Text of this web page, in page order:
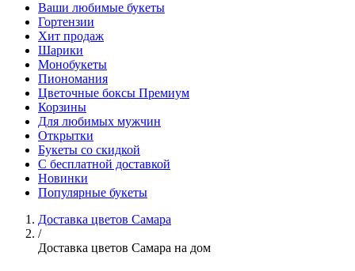
Ваши любимые букеты
Гортензии
Хит продаж
Шарики
Монобукеты
Пиономания
Цветочные боксы Премиум
Корзины
Для любимых мужчин
Открытки
Букеты со скидкой
С бесплатной доставкой
Новинки
Популярные букеты
Доставка цветов Самара
/
Доставка цветов Самара на дом